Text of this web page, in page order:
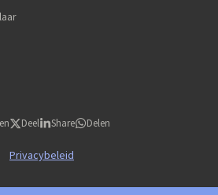
Deel Share Delen
Privacybeleid